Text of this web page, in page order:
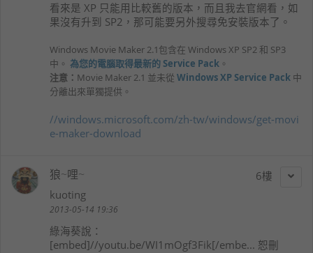
看來是 XP 只能用比較舊的版本，而且我去官網看，如
果沒有升到 SP2，那可能要另外搜尋免安裝版本了。
Windows Movie Maker 2.1包含在 Windows XP SP2 和 SP3
中。 為您的電腦取得最新的 Service Pack 。
注意： Movie Maker 2.1 並未從 Windows XPService Pack 中
分離出來單獨提供。
//windows.microsoft.com/zh-tw/windows/get-movi
e-maker-download
6
狼~哩~
kuoting
2013-05-14 19:36
綠海葵說：
[embed]//youtu.be/WI1mOgf3Fik[/embe... 恕刪